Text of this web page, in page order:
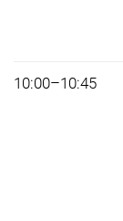
10:00–10:45